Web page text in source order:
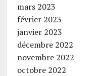
mars 2023
février 2023
janvier 2023
décembre 2022
novembre 2022
octobre 2022